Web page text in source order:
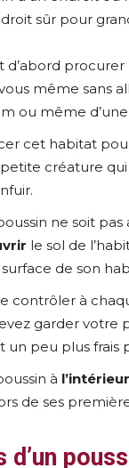
sûr pour
d’abord
même sans
ou même
cet habitat
créature
ne soit
le sol de
de son
contrôler à
garder votre
un peu plus
à l’intérieur
de ses
d’un